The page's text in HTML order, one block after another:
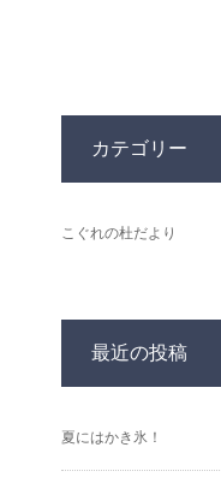
カテゴリー
こぐれの杜だより
最近の投稿
夏にはかき氷！